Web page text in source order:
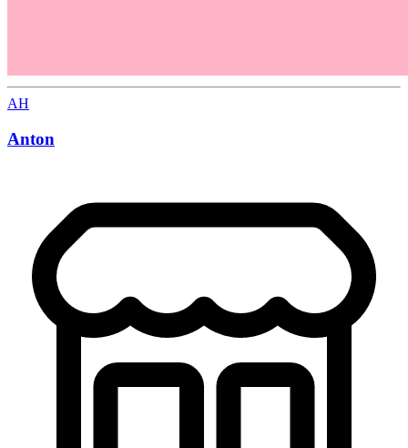
AH
Anton